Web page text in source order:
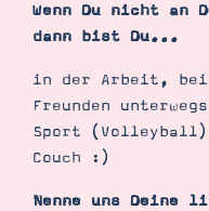
Wenn Du nicht an
dann bist Du...
in der Arbeit, bei
Freunden
Sport
Couch :)
Nenne uns Deine